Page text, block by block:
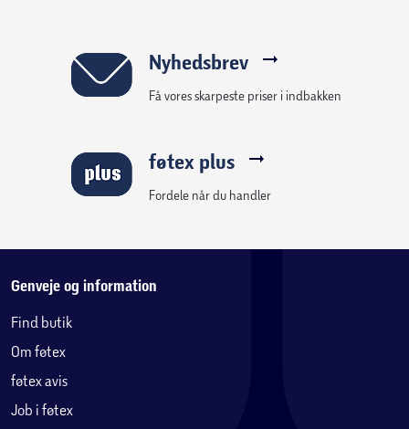
Nyhedsbrev
Få vores skarpeste priser i indbakken
føtex plus
Fordele når du handler
Genveje og information
Find butik
Om føtex
føtex avis
Job i føtex